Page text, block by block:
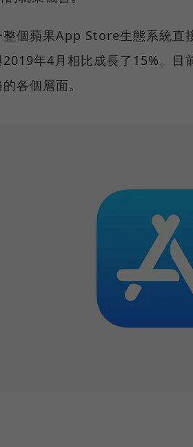
個蘋果App Store生態系統直
年4月相比成長了15%。目
各個層面。